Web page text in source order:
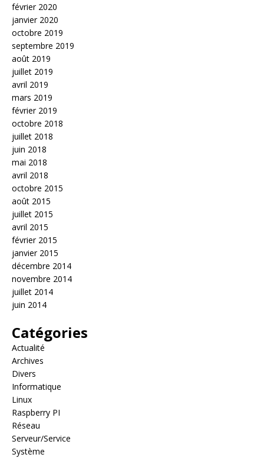
février 2020
janvier 2020
octobre 2019
septembre 2019
août 2019
juillet 2019
avril 2019
mars 2019
février 2019
octobre 2018
juillet 2018
juin 2018
mai 2018
avril 2018
octobre 2015
août 2015
juillet 2015
avril 2015
février 2015
janvier 2015
décembre 2014
novembre 2014
juillet 2014
juin 2014
Catégories
Actualité
Archives
Divers
Informatique
Linux
Raspberry PI
Réseau
Serveur/Service
Système